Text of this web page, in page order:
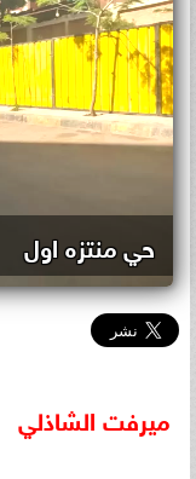
حي منتزه اول
ميرفت الشاذلي